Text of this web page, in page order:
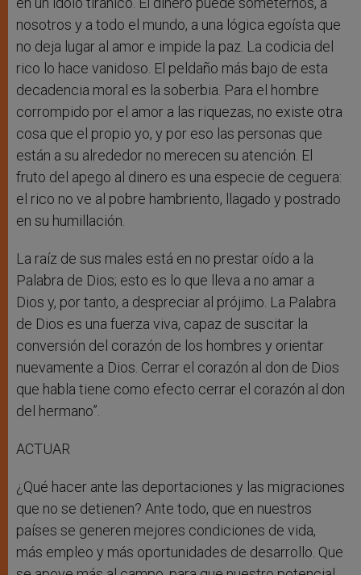
nosotros y a todo el mundo, a una lógica egoísta que
no deja lugar al amor e impide la paz. La codicia del
rico lo hace vanidoso. El peldaño más bajo de esta
decadencia moral es la soberbia. Para el hombre
corrompido por el amor a las riquezas, no existe otra
cosa que el propio yo, y por eso las personas que
están a su alrededor no merecen su atención. El
fruto del apego al dinero es una especie de ceguera:
el rico no ve al pobre hambriento, llagado y postrado
en su humillación.
La raíz de sus males está en no prestar oído a la
Palabra de Dios; esto es lo que lleva a no amar a
Dios y, por tanto, a despreciar al prójimo. La Palabra
de Dios es una fuerza viva, capaz de suscitar la
conversión del corazón de los hombres y orientar
nuevamente a Dios. Cerrar el corazón al don de Dios
que habla tiene como efecto cerrar el corazón al don
del hermano”.
ACTUAR
¿Qué hacer ante las deportaciones y las migraciones
que no se detienen? Ante todo, que en nuestros
países se generen mejores condiciones de vida,
más empleo y más oportunidades de desarrollo. Que